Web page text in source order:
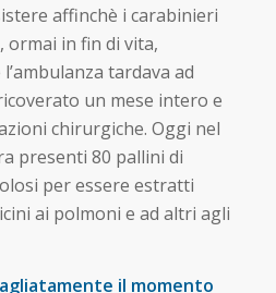
affinchè i carabinieri
ormai in fin di vita,
tardava ad
un mese intero e
chirurgiche. Oggi nel
presenti 80 pallini di
per essere estratti
ai polmoni e ad altri agli
il momento